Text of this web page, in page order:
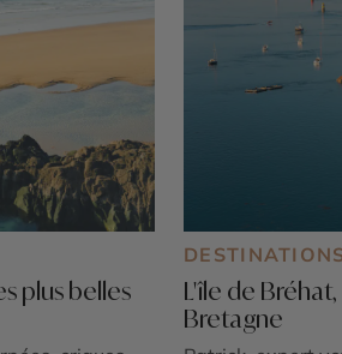
plus belles
L'île de
Bretagne